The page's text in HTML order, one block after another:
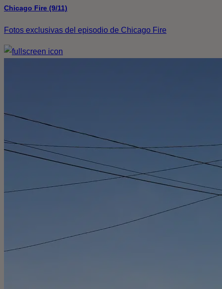
Chicago Fire (9/11)
Fotos exclusivas del episodio de Chicago Fire